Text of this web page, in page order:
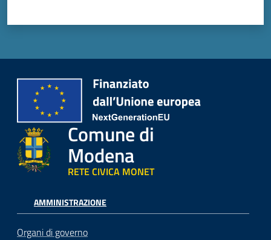
Comune di
Modena
RETE CIVICA MONET
AMMINISTRAZIONE
Organi di governo